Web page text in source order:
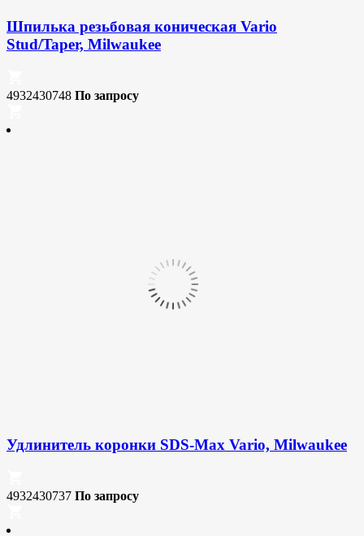
Шпилька резьбовая коническая Vario
Stud/Taper, Milwaukee
4932430748 По запросу
Удлинитель коронки SDS-Max Vario, Milwaukee
4932430737 По запросу